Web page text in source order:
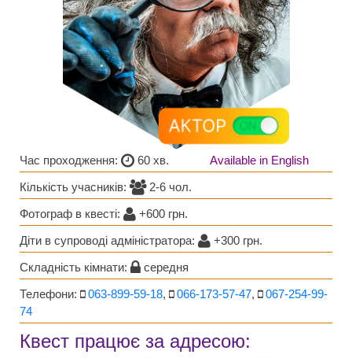
Час проходження: 60 хв. Available in English
Кількість учасників:
2-6 чол.
Фотограф в квестi:
+600 грн.
Діти в супроводі адміністратора:
+300 грн.
Складність кімнати:
середня
Телефони:
063-899-59-18, 066-173-57-47,
067-254-99-
74
Квест працює за адресою: